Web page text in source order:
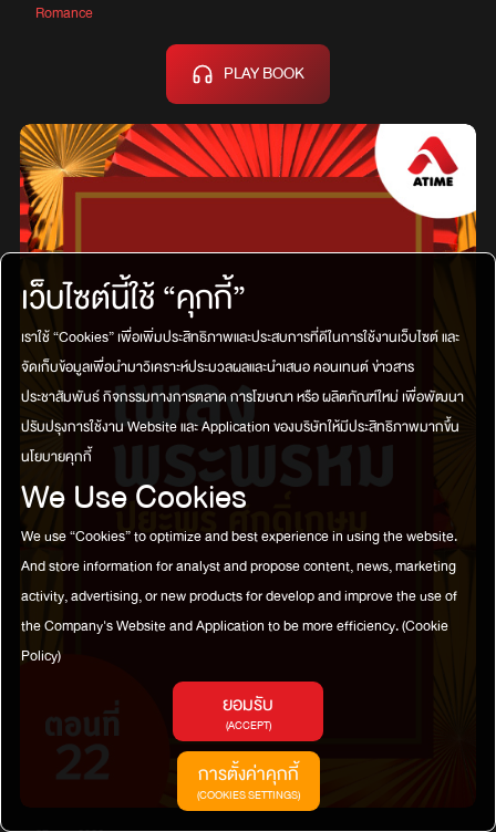
Romance
PLAY BOOK
เว็บไซต์นี้ใช้ “คุกกี้”
เราใช้ “Cookies” เพื่อเพิ่มประสิทธิภาพและประสบการที่ดีในการใช้งานเว็บไซต์ และ
จัดเก็บข้อมูลเพื่อนำมาวิเคราะห์ประมวลผลและนำเสนอ คอนเทนต์ ข่าวสาร
ประชาสัมพันธ์ กิจกรรมทางการตลาด การโฆษณา หรือ ผลิตภัณฑ์ใหม่ เพื่อพัฒนา
ปรับปรุงการใช้งาน Website และ Application ของบริษัทให้มีประสิทธิภาพมากขึ้น
นโยบายคุกกี้
We Use Cookies
We use “Cookies” to optimize and best experience in using the website.
And store information for analyst and propose content, news, marketing
activity, advertising, or new products for develop and improve the use of
the Company's Website and Application to be more efficiency.(Cookie
Policy)
ยอมรับ
(ACCEPT)
การตั้งค่าคุกกี้
(COOKIES SETTINGS)